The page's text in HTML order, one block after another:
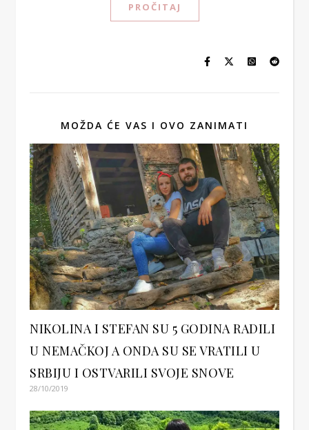
PROČITAJ
MOŽDA ĆE VAS I OVO ZANIMATI
NIKOLINA I STEFAN SU 5 GODINA RADILI
U NEMAČKOJ A ONDA SU SE VRATILI U
SRBIJU I OSTVARILI SVOJE SNOVE
28/10/2019